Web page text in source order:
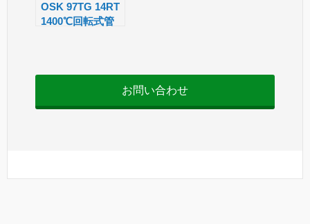
OSK 97TG 14RT
1400℃回転式管
お問い合わせ